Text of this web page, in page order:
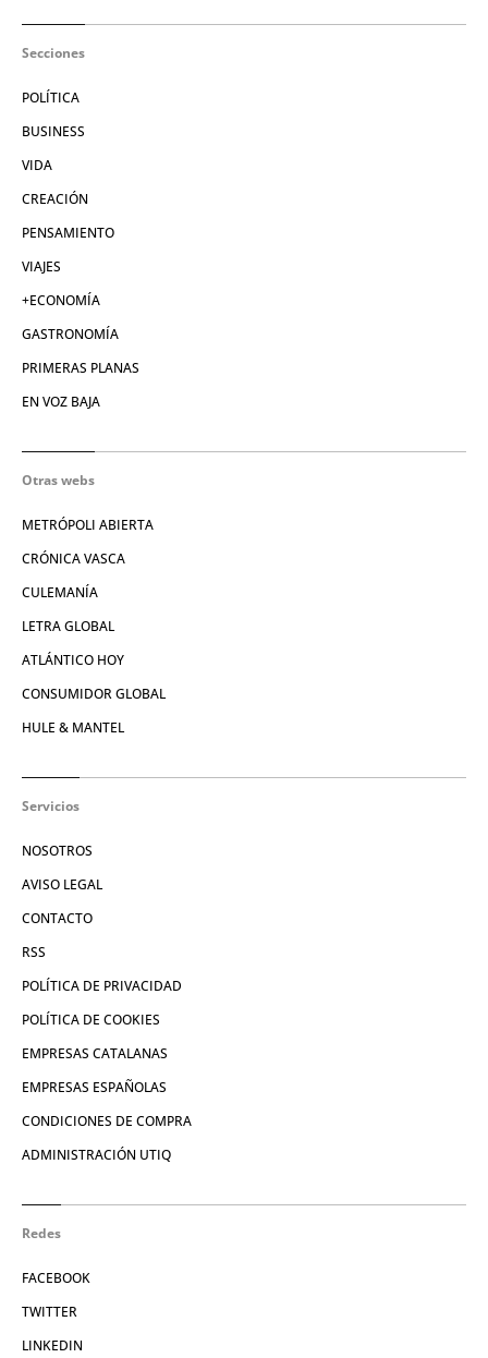
Secciones
POLÍTICA
BUSINESS
VIDA
CREACIÓN
PENSAMIENTO
VIAJES
+ECONOMÍA
GASTRONOMÍA
PRIMERAS PLANAS
EN VOZ BAJA
Otras webs
METRÓPOLI ABIERTA
CRÓNICA VASCA
CULEMANÍA
LETRA GLOBAL
ATLÁNTICO HOY
CONSUMIDOR GLOBAL
HULE & MANTEL
Servicios
NOSOTROS
AVISO LEGAL
CONTACTO
RSS
POLÍTICA DE PRIVACIDAD
POLÍTICA DE COOKIES
EMPRESAS CATALANAS
EMPRESAS ESPAÑOLAS
CONDICIONES DE COMPRA
ADMINISTRACIÓN UTIQ
Redes
FACEBOOK
TWITTER
LINKEDIN